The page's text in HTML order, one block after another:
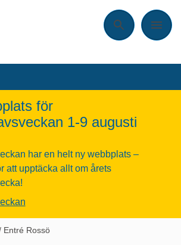
för
1-9 augusti
har en helt ny webbplats –
att upptäcka allt om årets
Entré Rossö